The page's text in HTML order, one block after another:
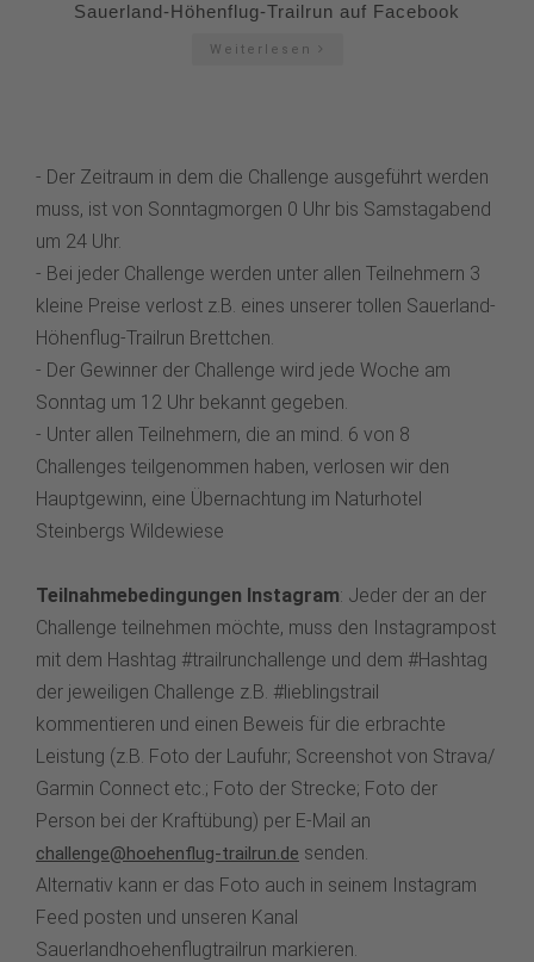
Sauerland-Höhenflug-Trailrun auf Facebook
Weiterlesen
- Der Zeitraum in dem die Challenge ausgeführt werden
muss, ist von Sonntagmorgen 0 Uhr bis Samstagabend
um 24 Uhr.
- Bei jeder Challenge werden unter allen Teilnehmern 3
kleine Preise verlost z.B. eines unserer tollen Sauerland-
Höhenflug-Trailrun Brettchen.
- Der Gewinner der Challenge wird jede Woche am
Sonntag um 12 Uhr bekannt gegeben.
- Unter allen Teilnehmern, die an mind. 6 von 8
Challenges teilgenommen haben, verlosen wir den
Hauptgewinn, eine Übernachtung im Naturhotel
Steinbergs Wildewiese
Teilnahmebedingungen Instagram: Jeder der an der
Challenge teilnehmen möchte, muss den Instagrampost
mit dem Hashtag #trailrunchallenge und dem #Hashtag
der jeweiligen Challenge z.B. #lieblingstrail
kommentieren und einen Beweis für die erbrachte
Leistung (z.B. Foto der Laufuhr; Screenshot von Strava/
Garmin Connect etc.; Foto der Strecke; Foto der
Person bei der Kraftübung) per E-Mail an
challenge@hoehenflug-trailrun.de senden.
Alternativ kann er das Foto auch in seinem Instagram
Feed posten und unseren Kanal
Sauerlandhoehenflugtrailrun markieren.